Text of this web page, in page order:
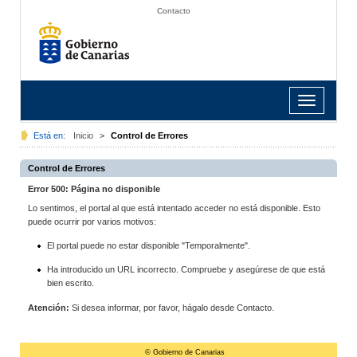
Contacto
Toggle
navigation
Está en: Inicio > Control de Errores
Control de Errores
Error 500: Página no disponible
Lo sentimos, el portal al que está intentado acceder no está disponible. Esto
puede ocurrir por varios motivos:
El portal puede no estar disponible "Temporalmente".
Ha introducido un URL incorrecto. Compruebe y asegúrese de que está
bien escrito.
Atención: Si desea informar, por favor, hágalo desde Contacto.
© Gobierno de Canarias